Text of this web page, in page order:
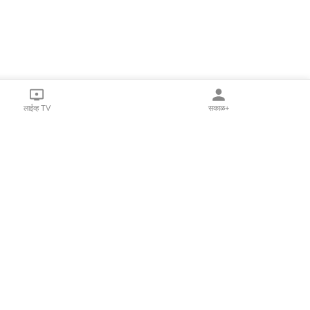
लाईव्ह TV सकाळ+